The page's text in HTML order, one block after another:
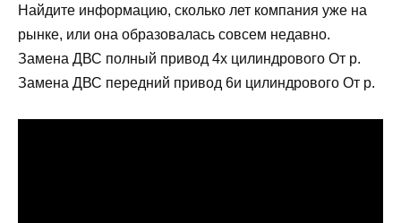
Найдите информацию, сколько лет компания уже на
рынке, или она образовалась совсем недавно.
Замена ДВС полный привод 4х цилиндрового От р.
Замена ДВС передний привод 6и цилиндрового От р.